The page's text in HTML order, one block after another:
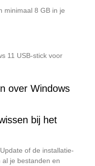
minimaal 8 GB in je
11 USB-stick voor
over Windows
bij het
of de installatie-
je bestanden en